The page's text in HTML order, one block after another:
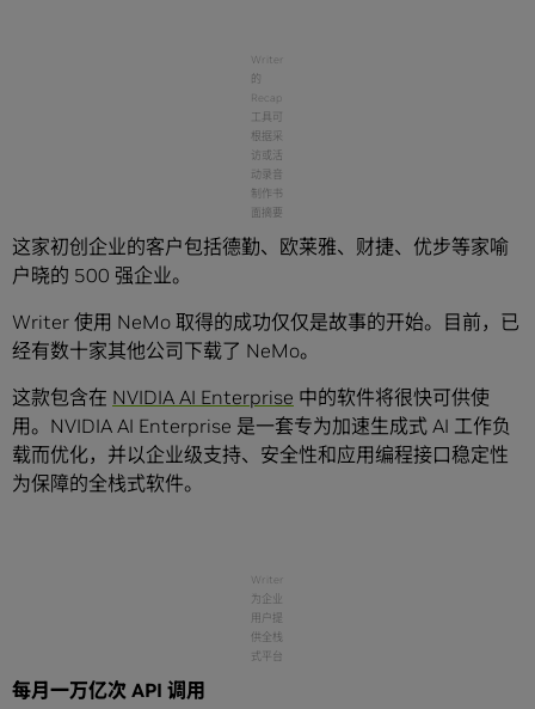
Writer
的
Recap
工具可
根据采
访或活
动录音
制作书
面摘要
这家初创企业的客户包括德勤、欧莱雅、财捷、优步等家喻
户晓的 500 强企业。
Writer 使用 NeMo 取得的成功仅仅是故事的开始。目前，已
经有数十家其他公司下载了 NeMo。
这款包含在 NVIDIA AI Enterprise 中的软件将很快可供使
用。NVIDIA AI Enterprise 是一套专为加速生成式 AI 工作负
载而优化，并以企业级支持、安全性和应用编程接口稳定性
为保障的全栈式软件。
Writer
为企业
用户提
供全栈
式平台
每月一万亿次 API 调用